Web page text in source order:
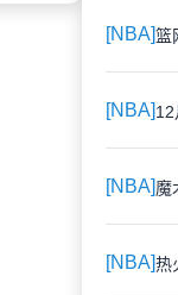
[NBA]
[NBA]
[NBA]
[NBA]